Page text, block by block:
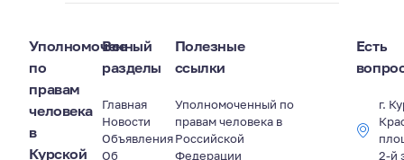
Уполномоченный
по
правам
человека
в
Курской
Все
разделы
Главная
Новости
Объявления
Об
Полезные
ссылки
Уполномоченный по
правам человека в
Российской
Федерации
Есть
г.
2-й